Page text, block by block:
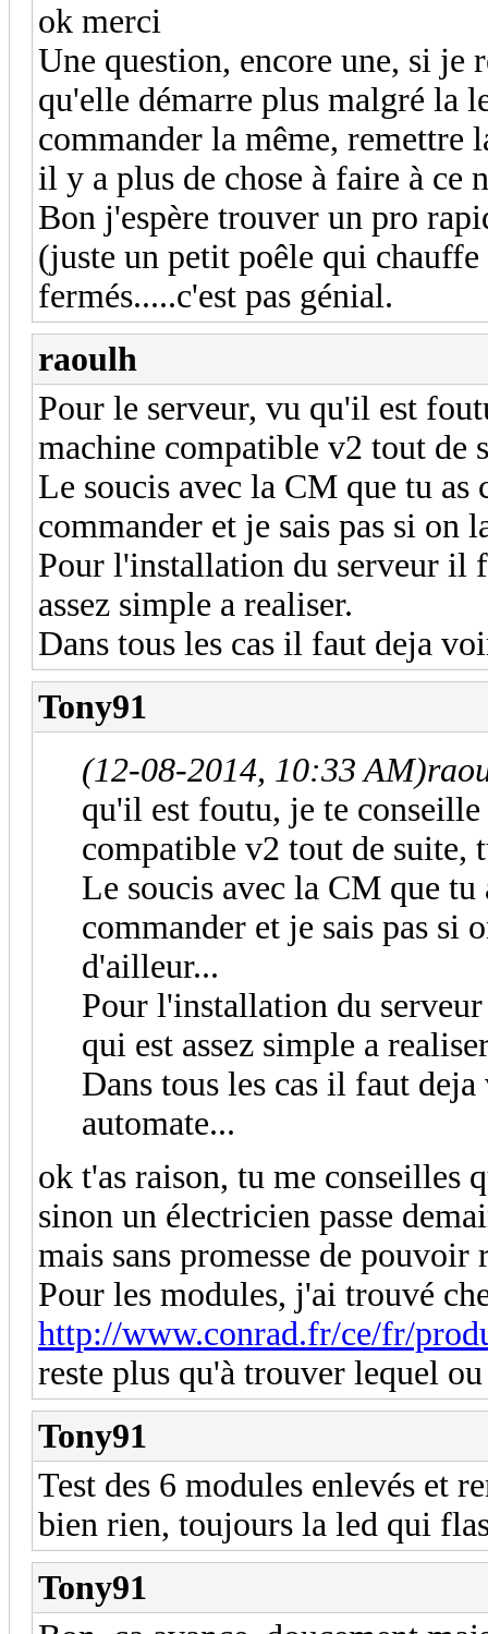
ok merci
Une question, encore une, si
qu'elle démarre plus malgré la
commander la même, remettre
il y a plus de chose à faire à ce
Bon j'espère trouver un pro
(juste un petit poêle qui
fermés.....c'est pas génial.
raoulh
Pour le serveur, vu qu'il est
machine compatible v2 tout de
Le soucis avec la CM que tu
commander et je sais pas si on
Pour l'installation du serveur il
assez simple a realiser.
Dans tous les cas il faut deja
Tony91
(12-08-2014, 10:33 AM)
qu'il est foutu, je te
compatible v2 tout de suite,
Le soucis avec la CM que
commander et je sais pas si
d'ailleur...
Pour l'installation du
qui est assez simple a
Dans tous les cas il faut
automate...
ok t'as raison, tu me conseilles
sinon un électricien passe
mais sans promesse de pouvoir
Pour les modules, j'ai trouvé
http://www.conrad.fr/ce/fr/
reste plus qu'à trouver lequel
Tony91
Test des 6 modules enlevés et
bien rien, toujours la led qui
Tony91